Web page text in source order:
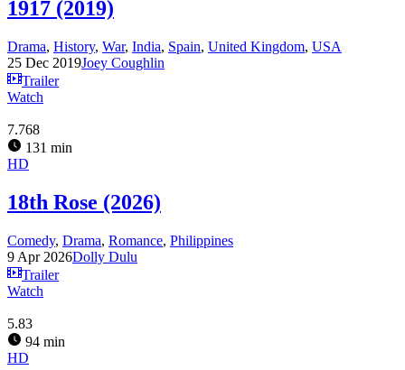
1917 (2019)
Drama, History, War, India, Spain, United Kingdom, USA
25 Dec 2019Joey Coughlin
Trailer
Watch
7.768
131 min
HD
18th Rose (2026)
Comedy, Drama, Romance, Philippines
9 Apr 2026Dolly Dulu
Trailer
Watch
5.83
94 min
HD